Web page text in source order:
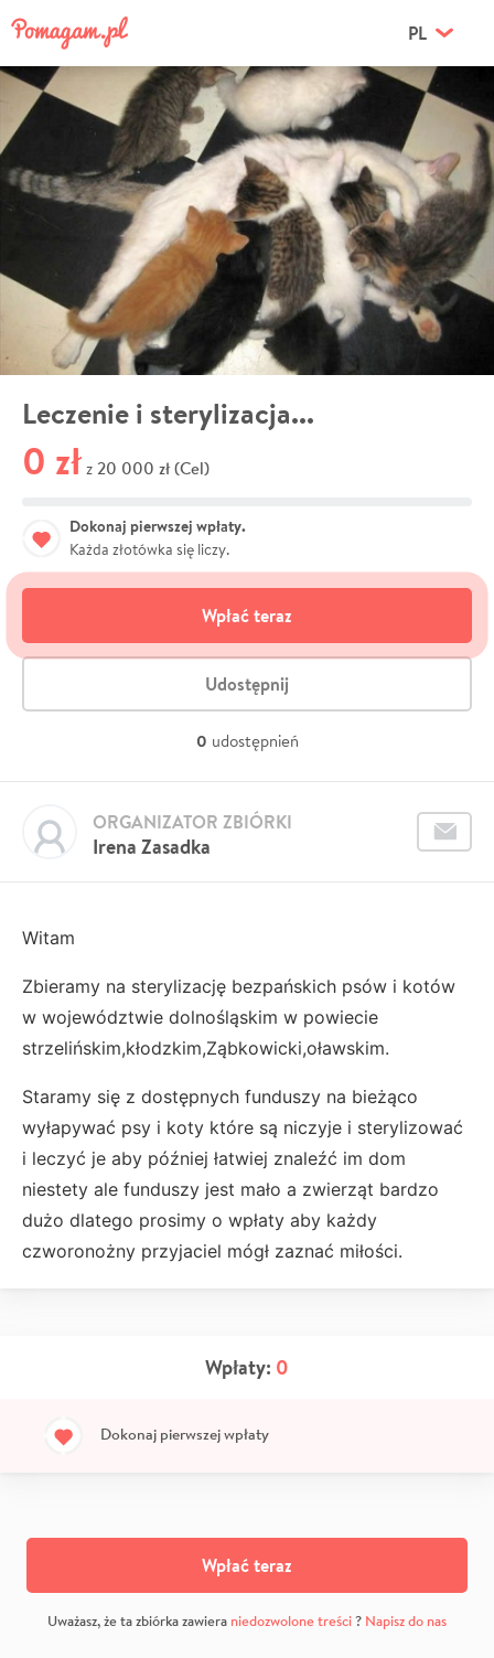
PL
Leczenie i sterylizacja...
0 zł z 20 000 zł (Cel)
Dokonaj pierwszej wpłaty.
Każda złotówka się liczy.
Wpłać teraz
Udostępnij
0 udostępnień
Irena Zasadka
ORGANIZATOR ZBIÓRKI
Witam
Zbieramy na sterylizację bezpańskich psów i kotów
w województwie dolnośląskim w powiecie
strzelińskim,kłodzkim,Ząbkowicki,oławskim.
Staramy się z dostępnych funduszy na bieżąco
wyłapywać psy i koty które są niczyje i sterylizować
i leczyć je aby później łatwiej znaleźć im dom
niestety ale funduszy jest mało a zwierząt bardzo
dużo dlatego prosimy o wpłaty aby każdy
czworonożny przyjaciel mógł zaznać miłości.
Wpłaty: 0
Dokonaj pierwszej wpłaty
Wpłać teraz
Uważasz, że ta zbiórka zawiera niedozwolone treści? Napisz do nas